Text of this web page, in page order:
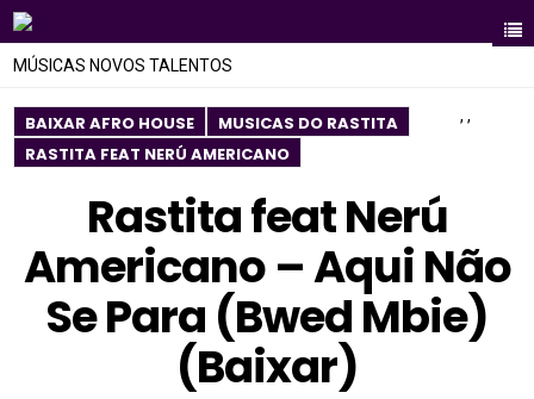
MÚSICAS NOVOS TALENTOS
BAIXAR AFRO HOUSE ,
MUSICAS DO RASTITA ,
RASTITA FEAT NERÚ AMERICANO
Rastita feat Nerú
Americano – Aqui Não
Se Para (Bwed Mbie)
(Baixar)